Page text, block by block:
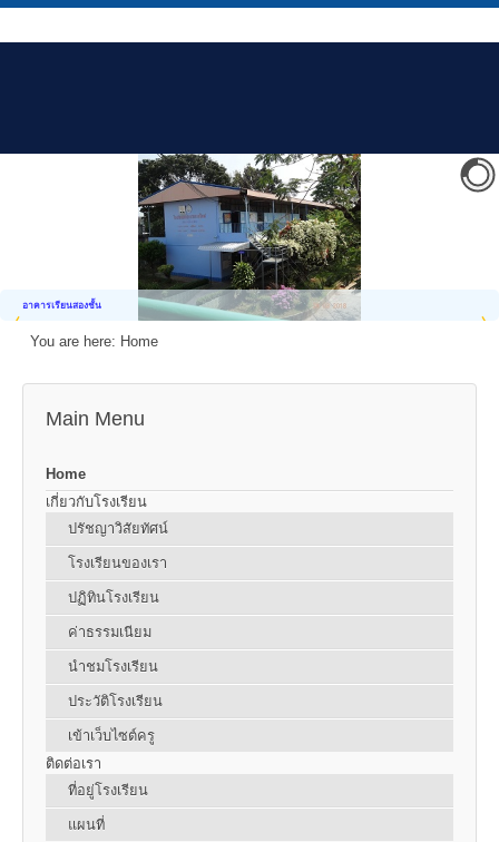
อาคารเรียนสองชั้น
You are here: Home
Main Menu
Home
เกี่ยวกับโรงเรียน
ปรัชญาวิสัยทัศน์
โรงเรียนของเรา
ปฏิทินโรงเรียน
ค่าธรรมเนียม
นำชมโรงเรียน
ประวัติโรงเรียน
เข้าเว็บไซต์ครู
ติดต่อเรา
ที่อยู่โรงเรียน
แผนที่